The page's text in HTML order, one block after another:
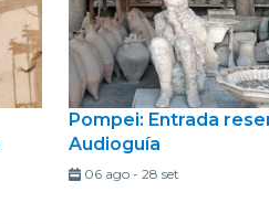
Pompei: Entrada
Audioguía
06 ago- 28 set